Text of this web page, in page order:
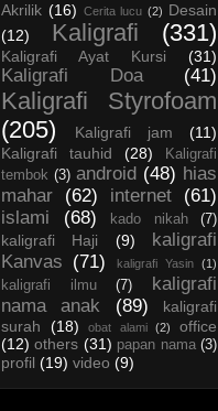
Akrilik (16) Cerita lucu (2) Desain
(12)
Kaligrafi (331)
Kaligrafi Ayat Kursi (31)
Kaligrafi Doa (41)
Kaligrafi Styrofoam
(205)
Kaligrafi jam
(11)
Kaligrafi tauhid
(28)
Kaligrafi
tembok (3) android (48) hias
mahar
(62) internet
(61)
islami
(68) kado nikah (7)
kaligrafi Haji (9)
kaligrafi
Kanvas (71) kaligrafi Yasin (1)
kaligrafi ilmu (7)
kaligrafi
nama anak
(89)
kaligrafi
surah
(18) obat alami (2)
office
(12) others (31) papan nama (3)
profil (19) video (9)